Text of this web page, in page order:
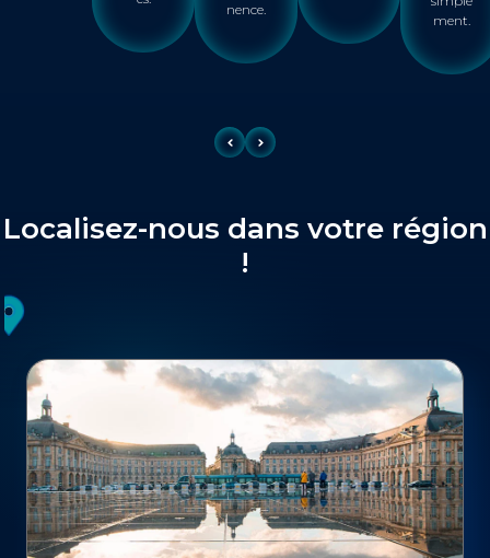
nence.
ment.
Localisez-nous dans votre région
!